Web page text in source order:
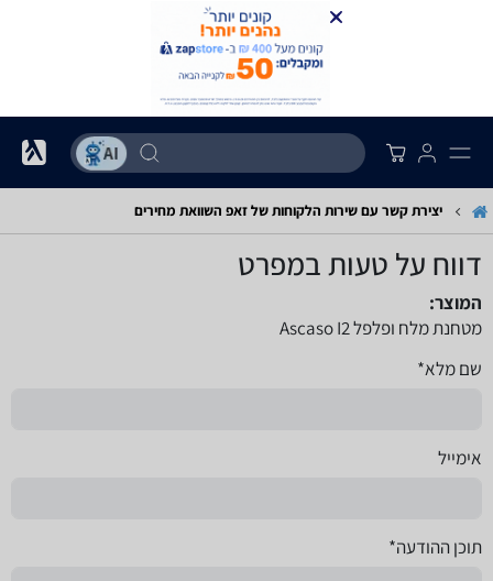
יצירת קשר עם שירות הלקוחות של זאפ השוואת מחירים
דווח על טעות במפרט
המוצר:
מטחנת מלח ופלפל Ascaso I2
שם מלא*
אימייל
תוכן ההודעה*